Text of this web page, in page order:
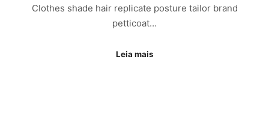
Clothes shade hair replicate posture tailor brand
petticoat…
Leia mais